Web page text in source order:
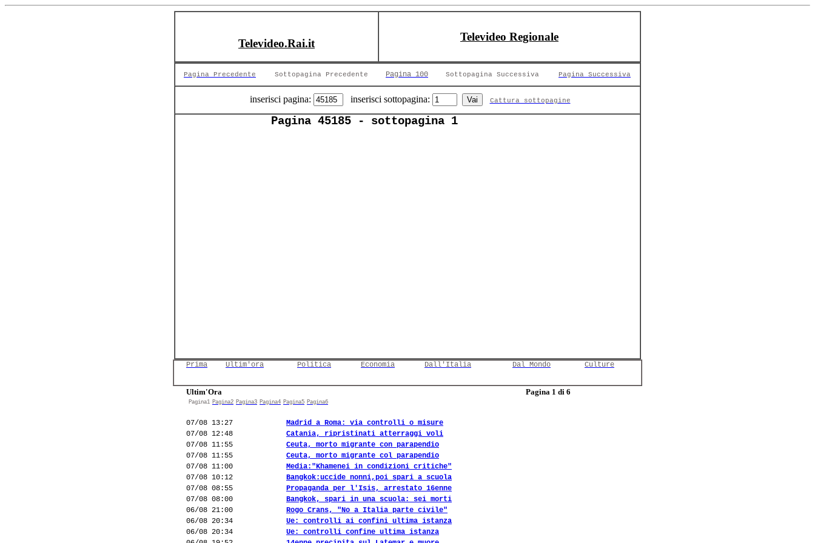
Televideo.Rai.it
Televideo Regionale
Pagina Precedente Sottopagina Precedente Pagina 100 Sottopagina Successiva Pagina Successiva
inserisci pagina: inserisci sottopagina: Cattura sottopagine
Pagina 45185 - sottopagina 1
Prima Ultim'ora Politica Economia Dall'Italia Dal Mondo Culture
Ultim'Ora Pagina 1 di 6
Pagina1 Pagina2 Pagina3 Pagina4 Pagina5 Pagina6
07/08 13:27
Madrid a Roma: via controlli o misure
07/08 12:48
Catania, ripristinati atterraggi voli
07/08 11:55
Ceuta, morto migrante con parapendio
07/08 11:55
Ceuta, morto migrante col parapendio
07/08 11:00
Media:"Khamenei in condizioni critiche"
07/08 10:12
Bangkok:uccide nonni,poi spari a scuola
07/08 08:55
Propaganda per l'Isis, arrestato 16enne
07/08 08:00
Bangkok, spari in una scuola: sei morti
06/08 21:00
Rogo Crans, "No a Italia parte civile"
06/08 20:34
Ue: controlli ai confini ultima istanza
06/08 20:34
Ue: controlli confine ultima istanza